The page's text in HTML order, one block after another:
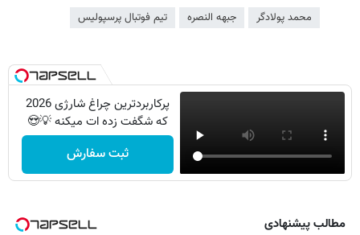
محمد پولادگر جبهه النصره تیم فوتبال پرسپولیس
پرکاربردترین چراغ شارژی 2026
که شگفت زده ات میکنه 💡😍
ثبت سفارش
مطالب پیشنهادی